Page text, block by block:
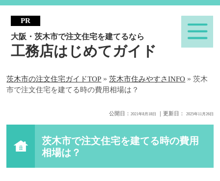
大阪・茨木市で注文住宅を建てるなら
工務店はじめてガイド
茨木市の注文住宅ガイドTOP »茨木市住みやすさINFO »茨木
市で注文住宅を建てる時の費用相場は？
公開日： 2021年8月18日 ｜更新日： 2025年11月26日
茨木市で注文住宅を建てる時の費用
相場は？